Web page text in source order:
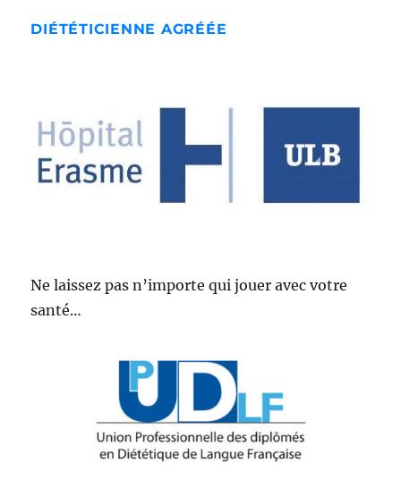
DIÉTÉTICIENNE AGRÉÉE
Ne laissez pas n’importe qui jouer avec votre
santé…